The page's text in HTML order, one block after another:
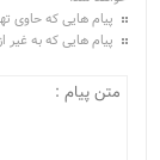
پیام هایی که حاوی
پیام هایی که به غیر